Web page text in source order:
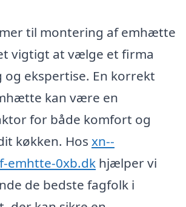
til montering af emhætte
vigtigt at vælge et firma
ekspertise. En korrekt
kan være en
for både komfort og
køkken. Hos xn--
emhtte-0xb.dk hjælper vi
de bedste fagfolk i